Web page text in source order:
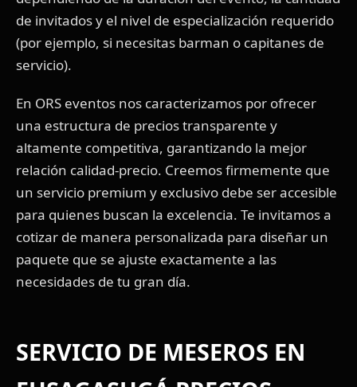
de invitados y el nivel de especialización requerido
(por ejemplo, si necesitas barman o capitanes de
servicio).
En ORS eventos nos caracterizamos por ofrecer
una estructura de precios transparente y
altamente competitiva, garantizando la mejor
relación calidad-precio. Creemos firmemente que
un servicio premium y exclusivo debe ser accesible
para quienes buscan la excelencia. Te invitamos a
cotizar de manera personalizada para diseñar un
paquete que se ajuste exactamente a las
necesidades de tu gran día.
SERVICIO DE MESEROS EN